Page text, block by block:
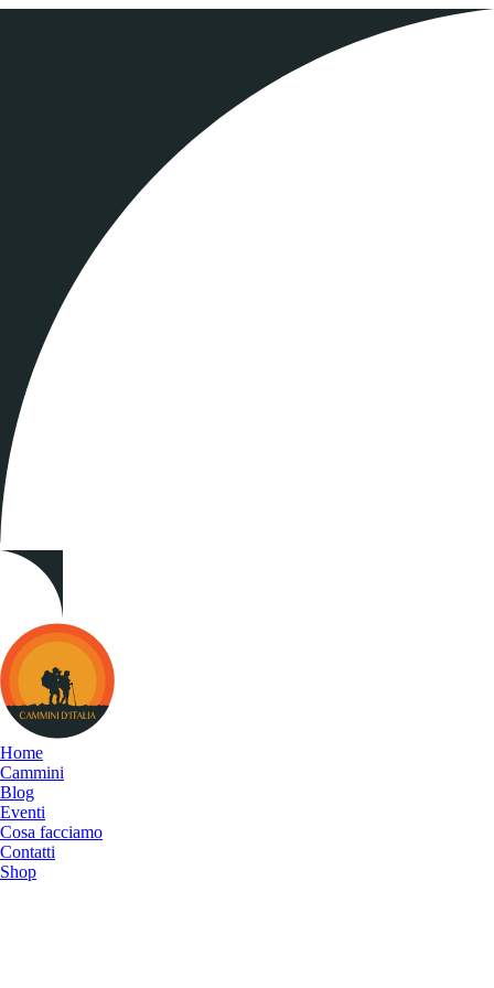
Cammini
d&#039;Italia
Home
Cammini
Blog
Eventi
Cosa facciamo
Contatti
Shop